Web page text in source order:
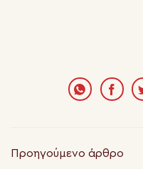
Προηγούμενο άρθρο